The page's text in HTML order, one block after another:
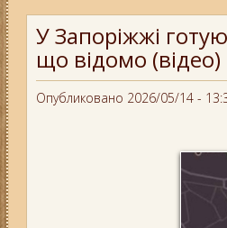
У Запоріжжі
що відомо (відео)
Опубликовано 2026/05/14 -